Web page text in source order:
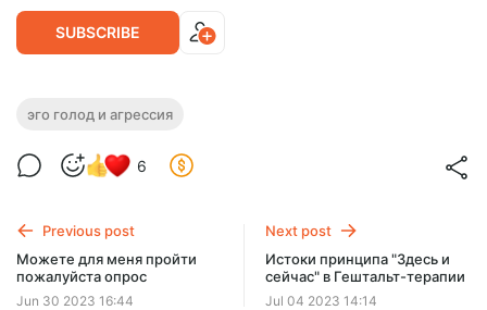
SUBSCRIBE
Эго, Голод и Агрессия (ver. 2) - 6я
BUY FOR $19.4
эго голод и агрессия
6
Previous post
Можете для меня пройти
пожалуйста опрос
Jun 30 2023 16:44
Next post
Истоки принципа "Здесь и
сейчас" в Гештальт-терапии
Jul 04 2023 14:14